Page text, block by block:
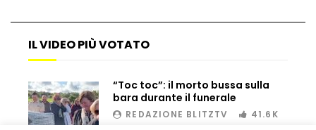
Bombe russe sulle montagne per creare
valanghe e proteggere i turisti
Auto si schianta, il guidatore vola dal
viadotto
IL VIDEO PIÙ VOTATO
“Toc toc”: il morto bussa sulla
bara durante il funerale
REDAZIONE BLITZTV 41.6K